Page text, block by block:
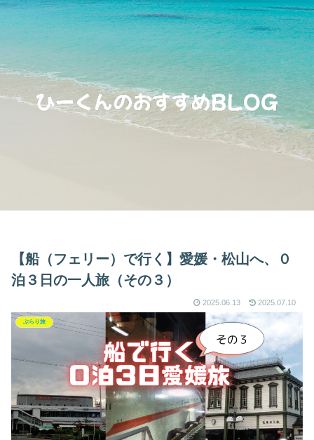
【船（フェリー）で行く】愛媛・松山へ、０
泊３日の一人旅（その３）
2025.06.13 2025.07.10
ぶらり旅